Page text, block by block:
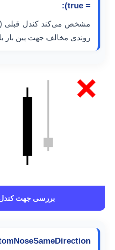
= true):
مشخص می‌کند کندل قبلی
روندی مخالف جهت پین بار
بررسی جهت کندل